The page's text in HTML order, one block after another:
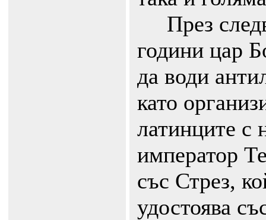
През
години цар
да води
като
латинците с
император
със Стрез,
удостоява